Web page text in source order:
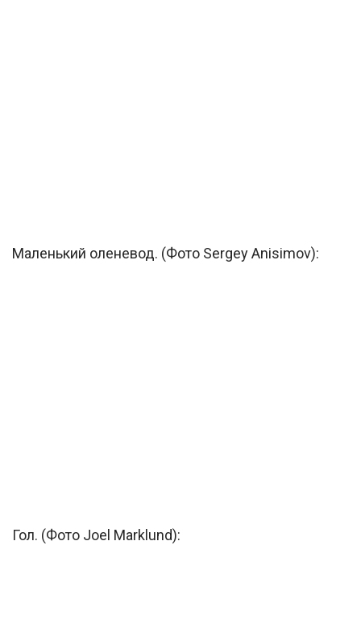
Маленький оленевод. (Фото Sergey Anisimov):
Гол. (Фото Joel Marklund):